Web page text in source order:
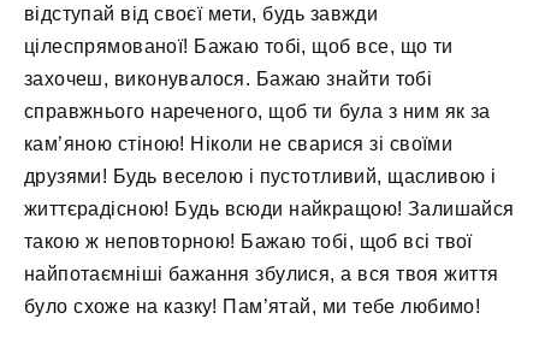
відступай від своєї мети, будь завжди
цілеспрямованої! Бажаю тобі, щоб все, що ти
захочеш, виконувалося. Бажаю знайти тобі
справжнього нареченого, щоб ти була з ним як за
кам’яною стіною! Ніколи не сварися зі своїми
друзями! Будь веселою і пустотливий, щасливою і
життєрадісною! Будь всюди найкращою! Залишайся
такою ж неповторною! Бажаю тобі, щоб всі твої
найпотаємніші бажання збулися, а вся твоя життя
було схоже на казку! Пам’ятай, ми тебе любимо!